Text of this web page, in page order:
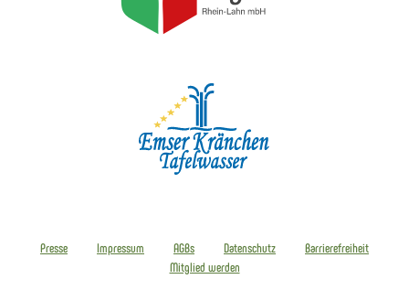
Presse Impressum AGBs Datenschutz
Barrierefreiheit
Mitglied werden